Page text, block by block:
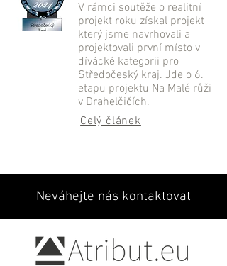
V rámci soutěže o realitní
projekt roku získal projekt
který jsme navrhovali a
projektovali první místo v
dívácké kategorii pro
Středočeský kraj. Jde o 6.
etapu projektu Na Malé růži
v Drahelčičích.
Celý článek
Neváhejte nás kontaktovat